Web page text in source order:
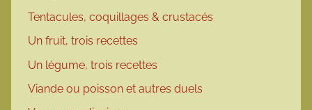
Tentacules, coquillages & crustacés
Un fruit, trois recettes
Un légume, trois recettes
Viande ou poisson et autres duels